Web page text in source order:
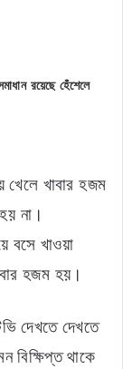
রয়েছে হেঁশেলে
খেলে খাবার হজম
না।
বসে খাওয়া
হজম হয়।
দেখতে দেখতে
বিক্ষিপ্ত থাকে